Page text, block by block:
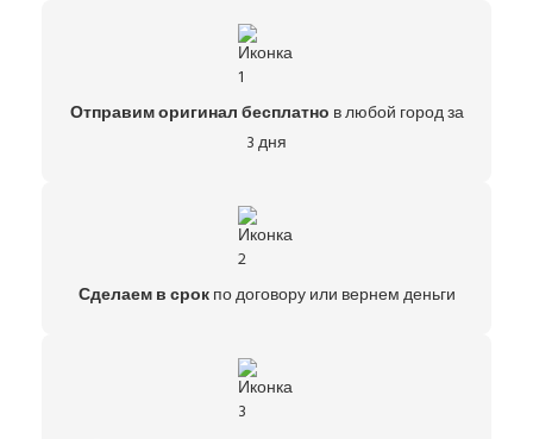
Отправим оригинал бесплатно в любой город за
3 дня
Сделаем в срокпо договору или вернем деньги